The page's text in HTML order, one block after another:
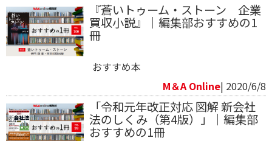
『蒼いトゥーム・ストーン 企業
買収小説』｜編集部おすすめの1
冊
おすすめ本
M＆A Online| 2020/6/8
「令和元年改正対応 図解 新会社
法のしくみ（第4版）」｜編集部
おすすめの1冊